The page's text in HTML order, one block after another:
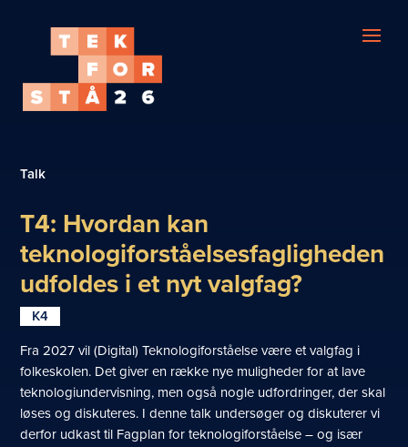
Talk
T4: Hvordan kan
teknologiforståelsesfagligheden
udfoldes i et nyt valgfag?
K4
Fra 2027 vil (Digital) Teknologiforståelse være et valgfag i
folkeskolen. Det giver en række nye muligheder for at lave
teknologiundervisning, men også nogle udfordringer, der skal
løses og diskuteres. I denne talk undersøger og diskuterer vi
derfor udkast til Fagplan for teknologiforståelse – og især